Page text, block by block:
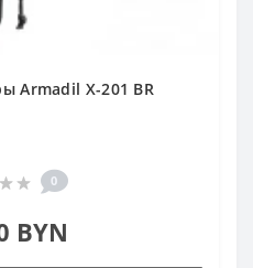
Armadil X-201 BR
0
BYN